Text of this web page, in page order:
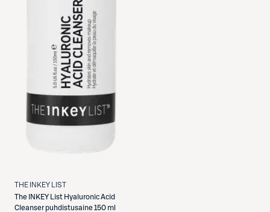
THE INKEY LIST
The INKEY List Hyaluronic Acid
Cleanser puhdistusaine 150 ml